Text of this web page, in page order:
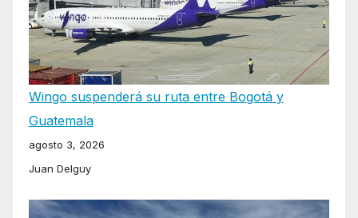
Wingo suspenderá su ruta entre Bogotá y
Guatemala
agosto 3, 2026
Juan Delguy